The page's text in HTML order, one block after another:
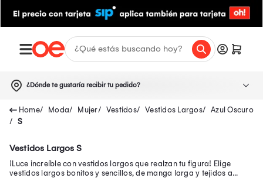
¿Dónde te gustaría recibir tu pedido?
Moda Mujer Vestidos Vestidos Largos
Azul Oscuro
S
Vestidos Largos S
¡Luce increíble con vestidos largos que realzan tu figura! Elige
vestidos largos bonitos y sencillos, de manga larga y tejidos a